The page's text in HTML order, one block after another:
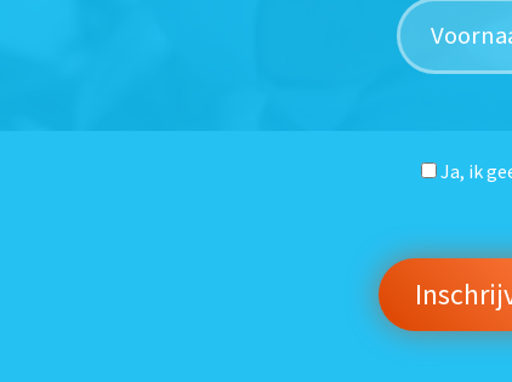
Ja, ik